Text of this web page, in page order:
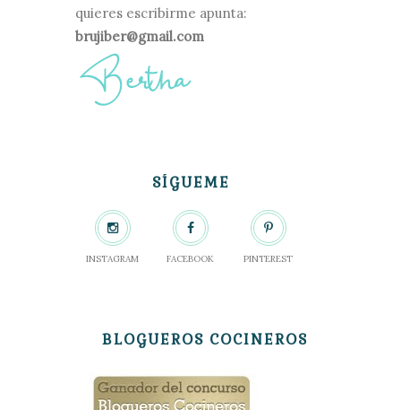
quieres escribirme apunta:
brujiber@gmail.com
SÍGUEME
INSTAGRAM FACEBOOK PINTEREST
BLOGUEROS COCINEROS